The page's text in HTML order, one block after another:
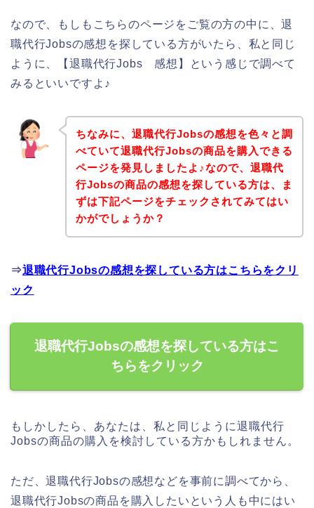
なので、もしもこちらのページをご覧の方の中に、退
職代行Jobsの感想を探している方がいたら、私と同じ
ように、【退職代行Jobs 感想】という感じで調べて
みるといいですよ♪
ちなみに、退職代行Jobsの感想を色々と調
べていて退職代行Jobsの商品を購入できる
ページを発見しましたよ♪なので、退職代
行Jobsの商品の感想を探している方は、ま
ずは下記ページをチェックされてみてはい
かがでしょうか？
⇒退職代行Jobsの感想を探している方はこちらをクリ
ック
退職代行Jobsの感想を探している方はこ
ちらをクリック
もしかしたら、あなたは、私と同じように退職代行
Jobsの商品の購入を検討している方かもしれません。
ただ、退職代行Jobsの感想などを事前に調べてから、
退職代行Jobsの商品を購入したいという人も中にはい